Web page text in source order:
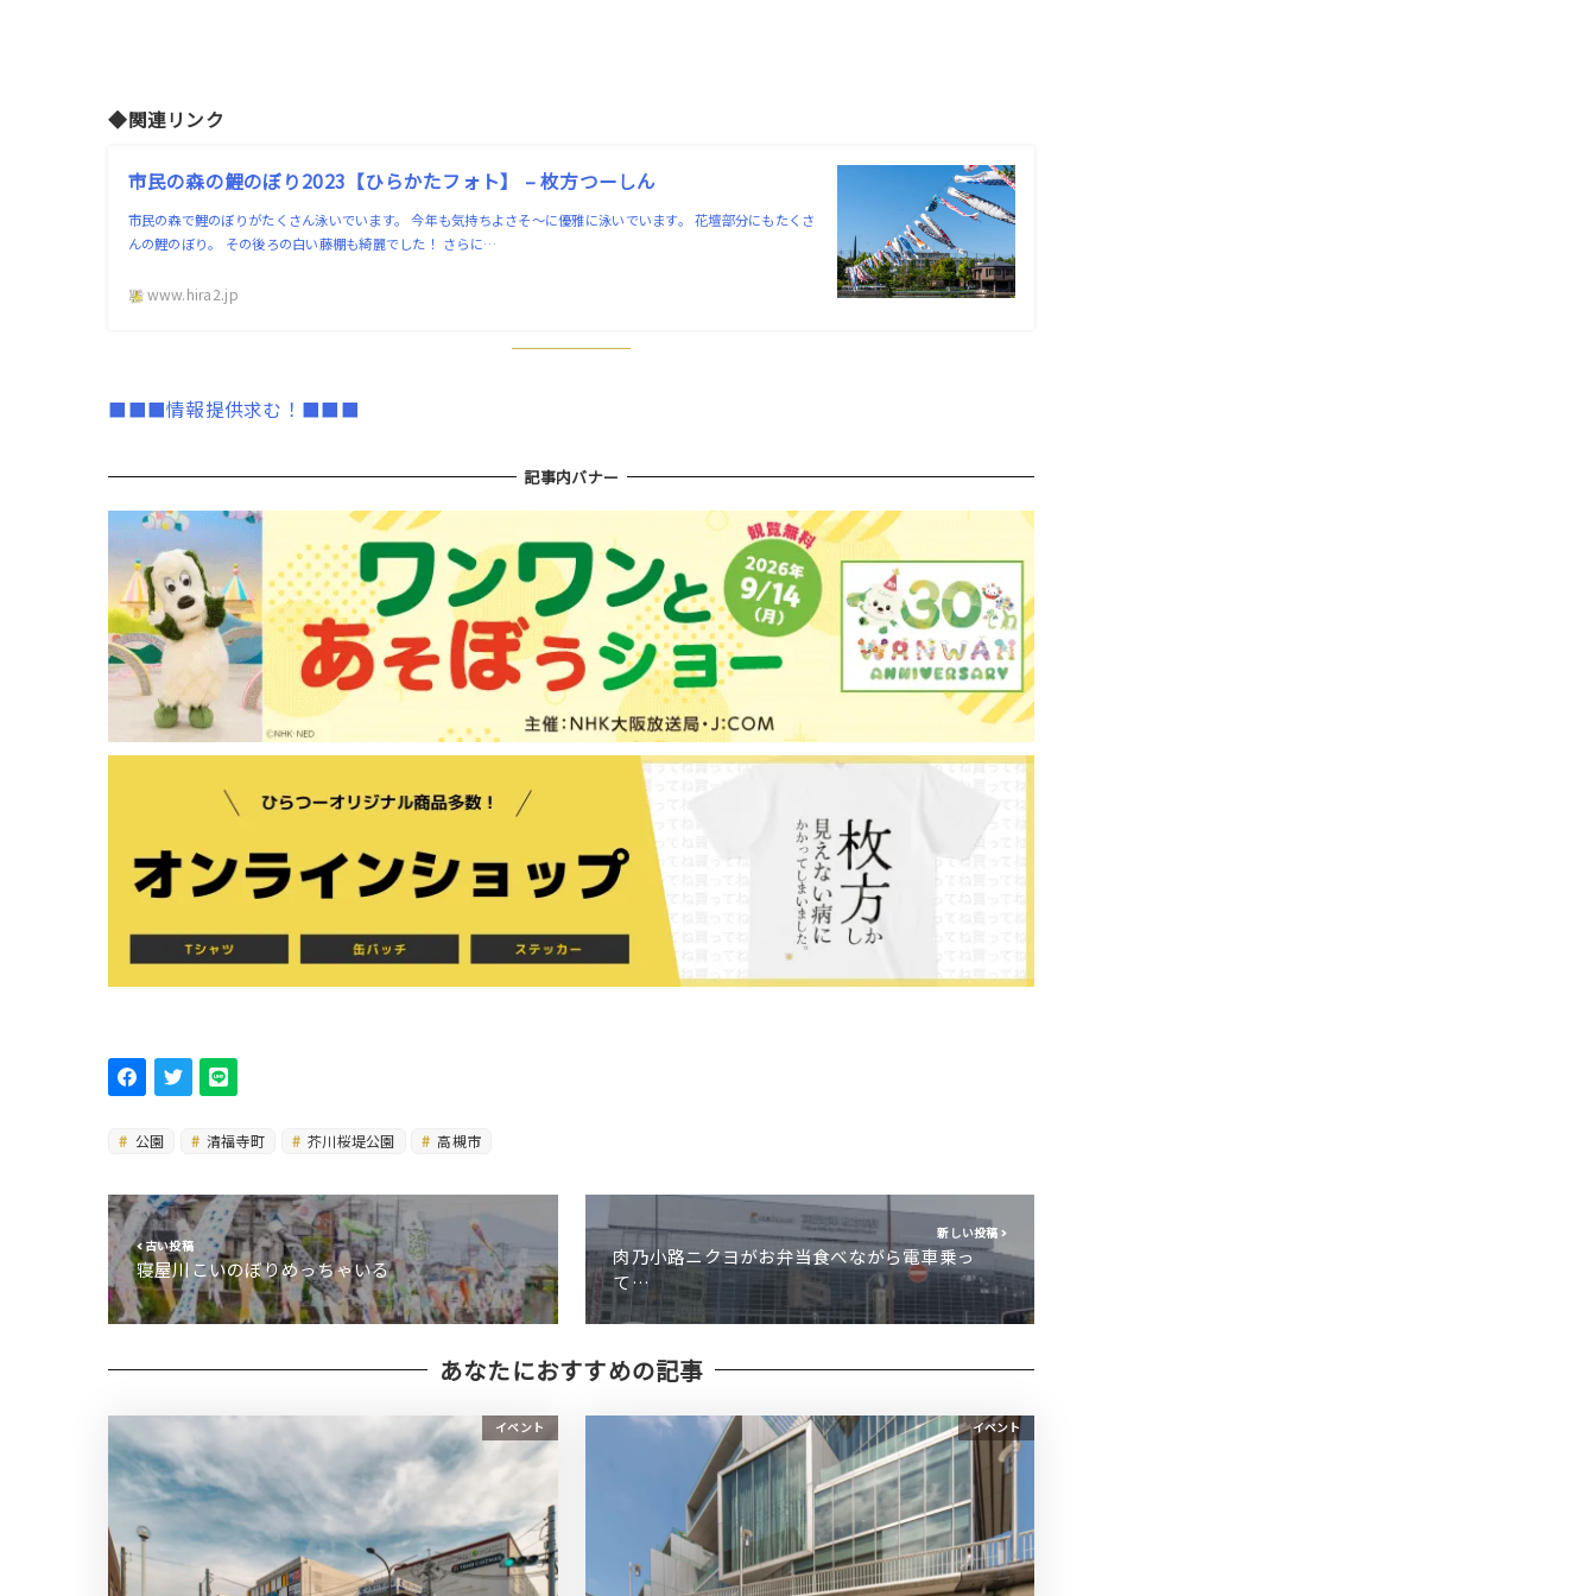
◆関連リンク
市民の森の鯉のぼり2023【ひらかたフォト】 – 枚方つーしん
市民の森で鯉のぼりがたくさん泳いでいます。 今年も気持ちよさそ〜に優雅に泳いでいます。 花壇部分にもたくさ
んの鯉のぼり。 その後ろの白い藤棚も綺麗でした！ さらに…
www.hira2.jp
■■■情報提供求む！■■■
記事内バナー
公園 清福寺町 芥川桜堤公園 高槻市
古い投稿
寝屋川こいのぼりめっちゃいる
新しい投稿
肉乃小路ニクヨがお弁当食べながら電車乗っ
て…
あなたにおすすめの記事
イベント イベント